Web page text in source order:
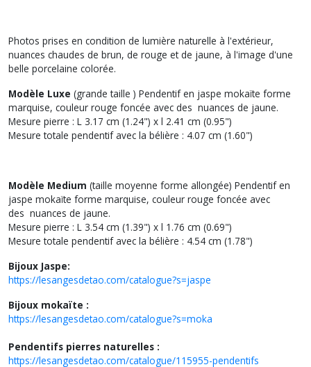
Photos prises en condition de lumière naturelle à l'extérieur,
nuances chaudes de brun, de rouge et de jaune, à l'image d'une
belle porcelaine colorée.
Modèle Luxe (grande taille ) Pendentif en jaspe mokaïte forme
marquise, couleur rouge foncée avec des nuances de jaune.
Mesure pierre : L 3.17 cm (1.24") x l 2.41 cm (0.95")
Mesure totale pendentif avec la bélière : 4.07 cm (1.60")
Modèle Medium (taille moyenne forme allongée) Pendentif en
jaspe mokaïte forme marquise, couleur rouge foncée avec
des nuances de jaune.
Mesure pierre : L 3.54 cm (1.39") x l 1.76 cm (0.69")
Mesure totale pendentif avec la bélière : 4.54 cm (1.78")
Bijoux Jaspe:
https://lesangesdetao.com/catalogue?s=jaspe
Bijoux mokaïte :
https://lesangesdetao.com/catalogue?s=moka
Pendentifs pierres naturelles :
https://lesangesdetao.com/catalogue/115955-pendentifs